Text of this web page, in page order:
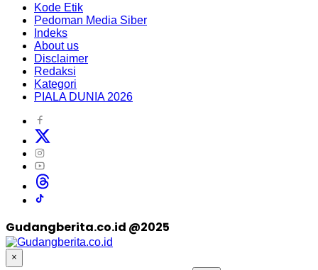
Kode Etik
Pedoman Media Siber
Indeks
About us
Disclaimer
Redaksi
Kategori
PIALA DUNIA 2026
Gudangberita.co.id @2025
×